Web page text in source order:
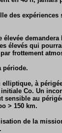
des
demandera
élevés qui
frottement
période.
à
Co. Un
sensible au
> 150 km.
de la